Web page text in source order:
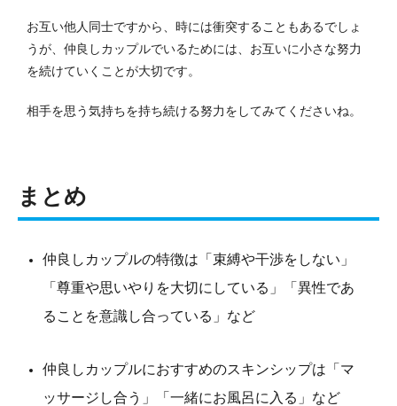
お互い他人同士ですから、時には衝突することもあるでしょ
うが、仲良しカップルでいるためには、お互いに小さな努力
を続けていくことが大切です。
相手を思う気持ちを持ち続ける努力をしてみてくださいね。
まとめ
仲良しカップルの特徴は「束縛や干渉をしない」
「尊重や思いやりを大切にしている」「異性であ
ることを意識し合っている」など
仲良しカップルにおすすめのスキンシップは「マ
ッサージし合う」「一緒にお風呂に入る」など